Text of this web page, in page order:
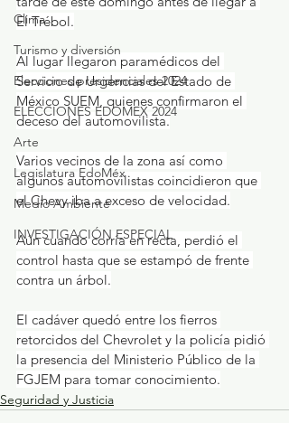
Clima
Turismo y diversión
Elecciones presidenciales 2024
ELECCIONES EDOMEX 2024
Arte
Legislatura EdoMéx
Medio Ambiente
INVESTIGACIÓN ESPECIAL
El Trébol.
Al lugar llegaron paramédicos del
Servicio de Urgencias del Estado de
México SUEM, quienes confirmaron el
deceso del automovilista.
Varios vecinos de la zona así como
algunos automovilistas coincidieron que
el Chevy iba a exceso de velocidad.
Aún cuando corría en recta, perdió el
control hasta que se estampó de frente
contra un árbol.
El cadáver quedó entre los fierros
retorcidos del Chevrolet y la policía pidió
la presencia del Ministerio Público de la
FGJEM para tomar conocimiento.
Seguridad y Justicia